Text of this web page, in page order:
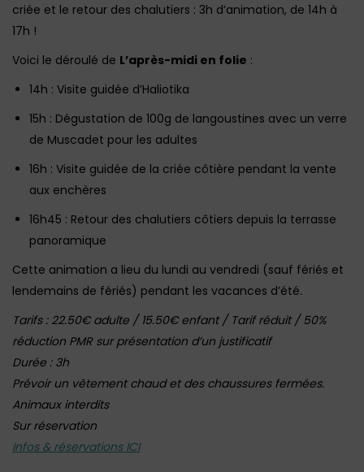
criée et le retour des chalutiers : 3h d’animation, de 14h à
17h !
Voici le déroulé de L’après-midi en folie :
14h : Visite guidée d’Haliotika
15h : Dégustation de 100g de langoustines avec un verre
de Muscadet pour les adultes
16h : Visite guidée de la criée côtière pendant la vente
aux enchères
16h45 : Retour des chalutiers côtiers depuis la terrasse
panoramique
Cette animation a lieu du lundi au vendredi (sauf fériés et
lendemains de fériés) pendant les vacances d’été.
Tarifs : 22.50€ adulte / 15.50€ enfant / Tarif réduit / 50%
réduction PMR sur présentation d’un justificatif
Durée : 3h
Prévoir un vêtement chaud et des chaussures fermées.
Animaux interdits
Sur réservation
Infos & réservations ICI